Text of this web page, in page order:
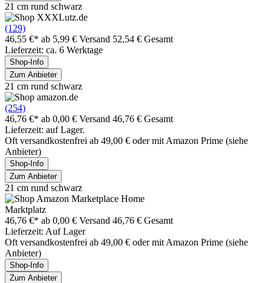
21 cm rund schwarz
(129)
46,55 €* ab 5,99 € Versand 52,54 € Gesamt
Lieferzeit: ca. 6 Werktage
Shop-Info
Zum Anbieter
21 cm rund schwarz
(254)
46,76 €* ab 0,00 € Versand 46,76 € Gesamt
Lieferzeit: auf Lager.
Oft versandkostenfrei ab 49,00 € oder mit Amazon Prime (siehe
Anbieter)
Shop-Info
Zum Anbieter
21 cm rund schwarz
Marktplatz
46,76 €* ab 0,00 € Versand 46,76 € Gesamt
Lieferzeit: Auf Lager
Oft versandkostenfrei ab 49,00 € oder mit Amazon Prime (siehe
Anbieter)
Shop-Info
Zum Anbieter